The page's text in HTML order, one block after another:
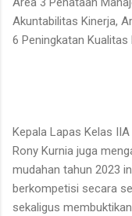
Akuntabilitas Kinerja,
6 Peningkatan Kualitas
Kepala Lapas Kelas
Rony Kurnia juga
mudahan tahun 2023
berkompetisi secara
sekaligus